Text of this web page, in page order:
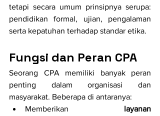
tetapi secara umum prinsipnya serupa:
pendidikan formal, ujian, pengalaman
serta kepatuhan terhadap standar etika.
Fungsi dan Peran CPA
Seorang CPA memiliki banyak peran
penting dalam organisasi dan
masyarakat. Beberapa di antaranya:
Memberikan layanan